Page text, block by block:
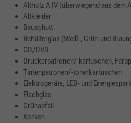
Altholz A IV (überwiegend aus dem
Altkleider
Bauschutt
Behälterglas (Weiß-, Grün-und
CD/DVD
Druckerpatronen/-kartuschen,
Tintenpatronen/-tonerkartuschen
Elektrogeräte, LED- und
Flachglas
Grünabfall
Korken